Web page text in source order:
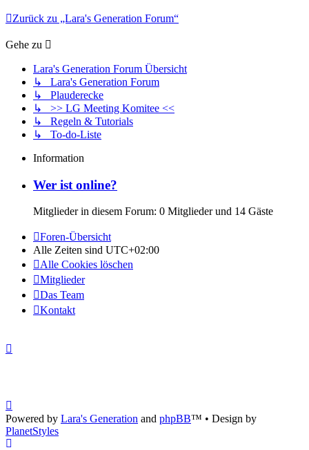
Zurück zu „Lara's Generation Forum“
Gehe zu
Lara's Generation Forum Übersicht
↳ Lara's Generation Forum
↳ Plauderecke
↳ >> LG Meeting Komitee <<
↳ Regeln & Tutorials
↳ To-do-Liste
Information
Wer ist online?
Mitglieder in diesem Forum: 0 Mitglieder und 14 Gäste
Foren-Übersicht
Alle Zeiten sind UTC+02:00
Alle Cookies löschen
Mitglieder
Das Team
Kontakt
Powered by Lara's Generation and phpBB™ • Design by
PlanetStyles